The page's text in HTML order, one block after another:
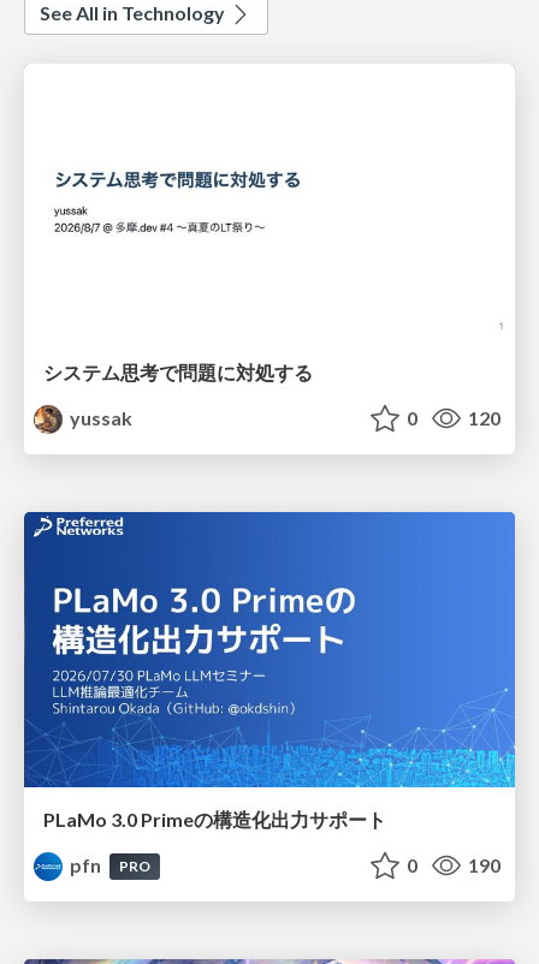
See All in Technology
システム思考で問題に対処する
yussak
0 120
PLaMo 3.0 Primeの構造化出力サポート
pfn
PRO 0 190